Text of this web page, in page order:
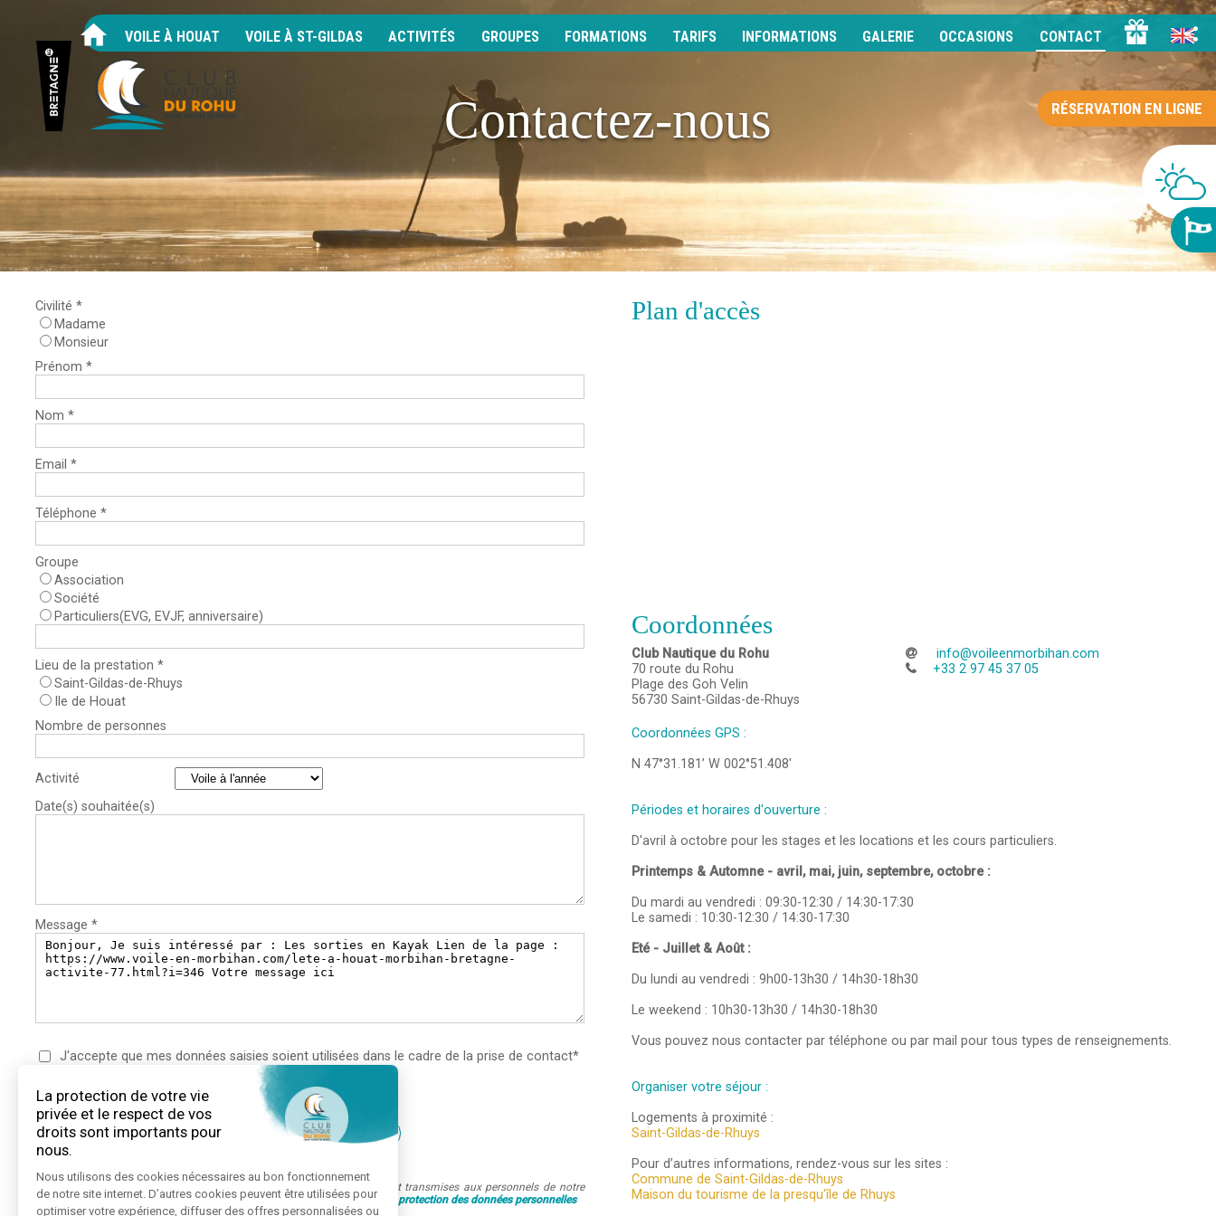
VOILE À HOUAT VOILE À ST-GILDAS ACTIVITÉS GROUPES FORMATIONS TARIFS INFORMATIONS GALERIE OCCASIONS CONTACT
RÉSERVATION EN LIGNE
Contactez-nous
Civilité *
Madame
Monsieur
Prénom *
Nom *
Email *
Téléphone *
Groupe
Association
Société
Particuliers(EVG, EVJF, anniversaire)
Lieu de la prestation *
Saint-Gildas-de-Rhuys
Ile de Houat
Nombre de personnes
Activité
Date(s) souhaitée(s)
Message *
J'accepte que mes données saisies soient utilisées dans le cadre de la prise de contact*
Les champs marqués d'un * sont obligatoires
Les informations recueillies à partir de ce formulaire sont enregistrées et transmises aux personnels de notre
entreprise chargés du traitement de votre message.Voir notre politique de protection des données personnelles
Plan d'accès
Coordonnées
Club Nautique du Rohu
70 route du Rohu
Plage des Goh Velin
56730 Saint-Gildas-de-Rhuys
info@voileenmorbihan.com
+33 2 97 45 37 05
Coordonnées GPS :
N 47°31.181’ W 002°51.408'
Périodes et horaires d'ouverture :
D'avril à octobre pour les stages et les locations et les cours particuliers.
Printemps & Automne - avril, mai, juin, septembre, octobre :
Du mardi au vendredi : 09:30-12:30 / 14:30-17:30
Le samedi : 10:30-12:30 / 14:30-17:30
Eté - Juillet & Août :
Du lundi au vendredi : 9h00-13h30 / 14h30-18h30
Le weekend : 10h30-13h30 / 14h30-18h30
Vous pouvez nous contacter par téléphone ou par mail pour tous types de renseignements.
Organiser votre séjour :
Logements à proximité :
Saint-Gildas-de-Rhuys
Pour d’autres informations, rendez-vous sur les sites :
Commune de Saint-Gildas-de-Rhuys
Maison du tourisme de la presqu'île de Rhuys